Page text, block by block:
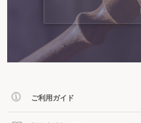
ご利用ガイド